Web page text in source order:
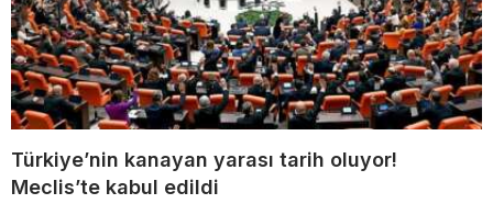
Türkiye’nin kanayan yarası tarih oluyor!
Meclis’te kabul edildi